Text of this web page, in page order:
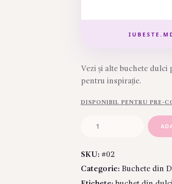
Vezi și alte buchete dulci
pentru inspirație.
DISPONIBIL PENTRU PRE-
dulciuri
"Milka
SKU: #02
Categorie: Buchete din